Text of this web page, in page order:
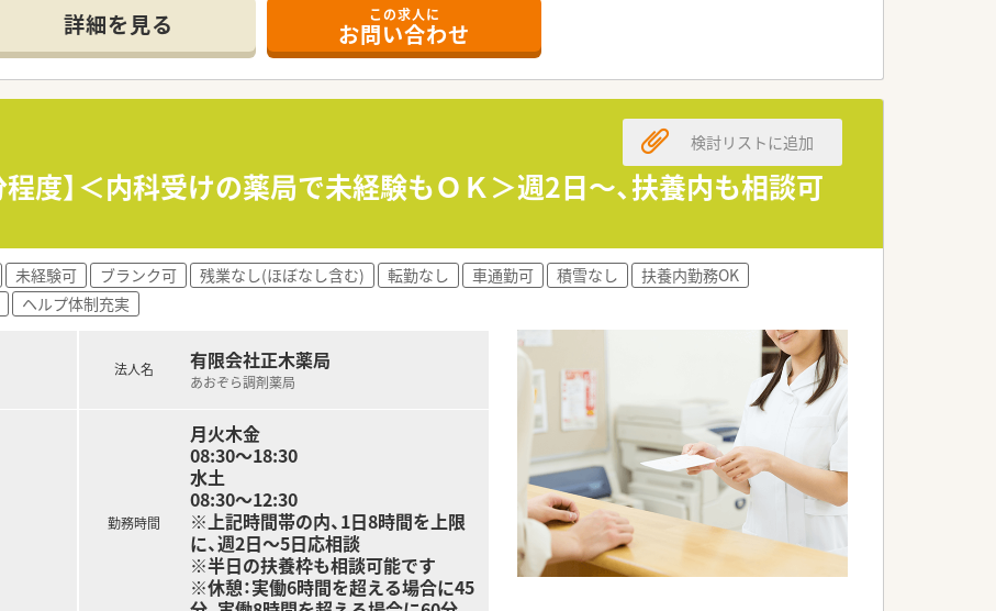
スしやすい立地にあり、近隣のクリニックから内科や小児科などを応需しています。
け付けており、呼吸器科や循環器科など専門的な処方内容にも対応している店舗です。
パート1名在籍しており、事務員3名と協力して業務を行っています。
です。
坂出市薬剤師会の会長をされており、常に最新の薬局業界傾向を知ることができます。
ビス付き高齢者住宅などの社会福祉や卸などもグループとして事業展開されています。
あります。（5年間）
格取得にも積極的な法人です。
。
ただける方を求めています。
となっており、これまでのご経験やスキルによってはさらに高年収のご相談も可能です。
ご相談が可能となっており、転勤の心配もないため住み慣れた地域で長く働くことができます。
詳細を見る この求人に
お問い合わせ
度】＜内科受けの薬局で未経験もＯＫ＞週2日～、扶養内も相談可
検討リストに追加
未経験可 ブランク可 残業なし(ほぼなし含む) 転勤なし 車通勤可 積雪なし
扶養内勤務OK
ヘルプ体制充実
法人名 有限会社正木薬局
あおぞら調剤薬局
勤務時間
月火木金
08:30～18:30
水土
08:30～12:30
※上記時間帯の内、1日8時間を上限
に、週2日～5日応相談
※半日の扶養枠も相談可能です
※休憩：実働6時間を超える場合に45